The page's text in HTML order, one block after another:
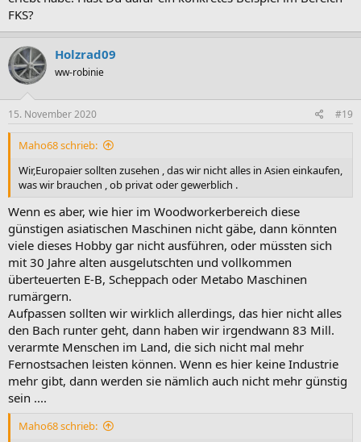
FKS?
Holzrad09
ww-robinie
15. November 2020 #19
Maho68 schrieb:
Wir,Europaier sollten zusehen , das wir nicht alles in Asien einkaufen,
was wir brauchen , ob privat oder gewerblich .
Wenn es aber, wie hier im Woodworkerbereich diese
günstigen asiatischen Maschinen nicht gäbe, dann könnten
viele dieses Hobby gar nicht ausführen, oder müssten sich
mit 30 Jahre alten ausgelutschten und vollkommen
überteuerten E-B, Scheppach oder Metabo Maschinen
rumärgern.
Aufpassen sollten wir wirklich allerdings, das hier nicht alles
den Bach runter geht, dann haben wir irgendwann 83 Mill.
verarmte Menschen im Land, die sich nicht mal mehr
Fernostsachen leisten können. Wenn es hier keine Industrie
mehr gibt, dann werden sie nämlich auch nicht mehr günstig
sein ....
Maho68 schrieb: